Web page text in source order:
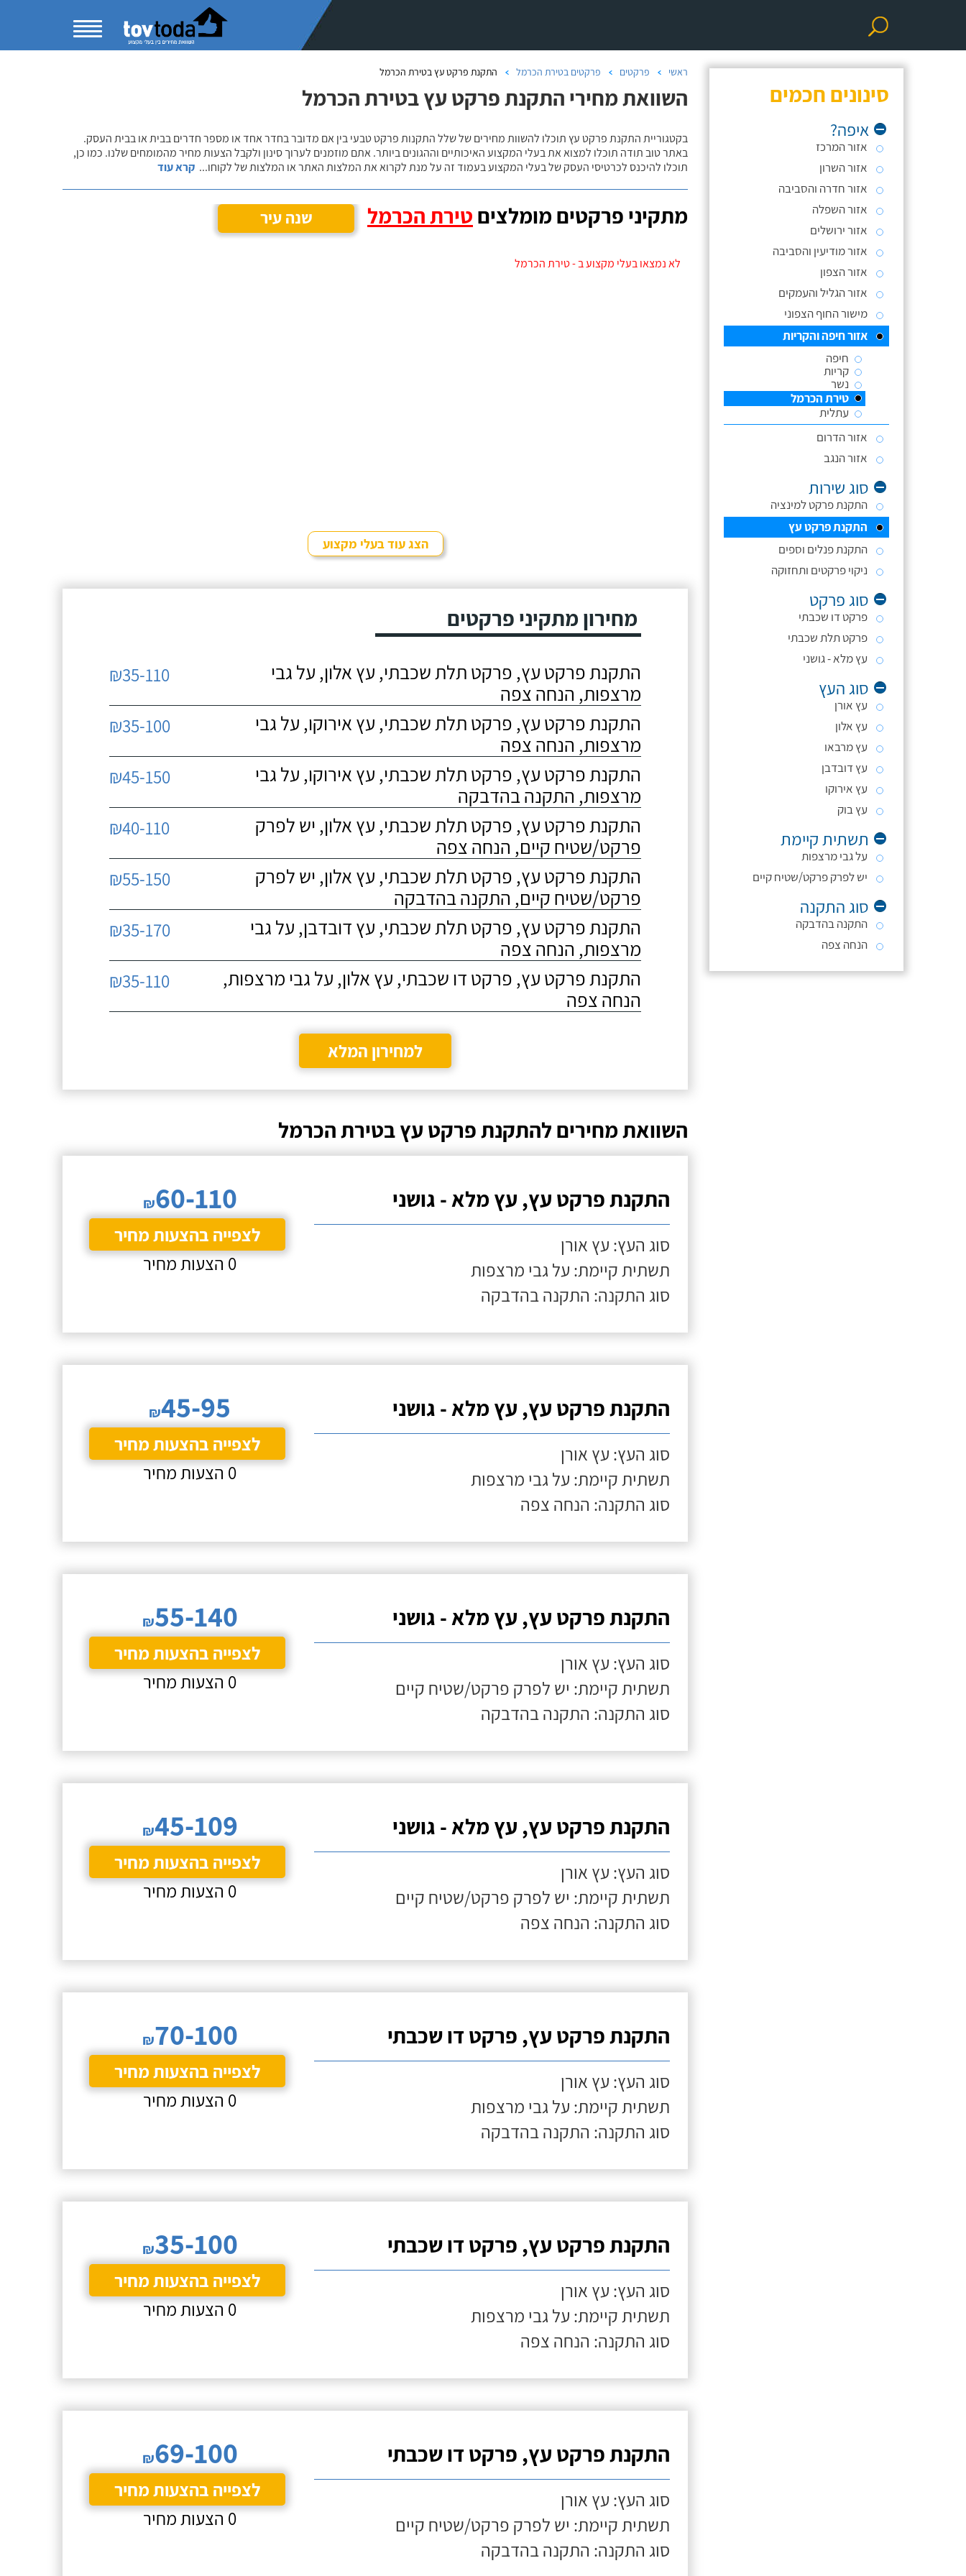
סינונים חכמים
איפה?
אזור המרכז
אזור השרון
אזור חדרה והסביבה
אזור השפלה
אזור ירושלים
אזור מודיעין והסביבה
אזור הצפון
אזור הגליל והעמקים
מישור החוף הצפוני
אזור חיפה והקריות
חיפה
קריות
נשר
טירת הכרמל
עתלית
אזור הדרום
אזור הנגב
סוג שירות
התקנת פרקט למינציה
התקנת פרקט עץ
התקנת פנלים וספים
ניקוי פרקטים ותחזוקה
סוג פרקט
פרקט דו שכבתי
פרקט תלת שכבתי
עץ מלא - גושני
סוג העץ
עץ אורן
עץ אלון
עץ מרבאו
עץ דובדבן
עץ אירוקו
עץ בוק
תשתית קיימת
על גבי מרצפות
יש לפרק פרקט/שטיח קיים
סוג התקנה
התקנה בהדבקה
הנחה צפה
ראשי פרקטים פרקטים בטירת הכרמל התקנת פרקט עץ בטירת הכרמל
השוואת מחירי התקנת פרקט עץ בטירת הכרמל
בקטגוריית התקנת פרקט עץ תוכלו להשוות מחירים של שלל התקנות פרקט טבעי בין אם מדובר בחדר אחד או מספר חדרים בבית או בבית העסק.
באתר טוב תודה תוכלו למצוא את בעלי המקצוע האיכותיים וההגונים ביותר. אתם מוזמנים לערוך סינון ולקבל הצעות מחיר מהמומחים שלנו. כמו כן,
תוכלו להיכנס לכרטיסי העסק של בעלי המקצוע בעמוד זה על מנת לקרוא את המלצות האתר או המלצות של לקוחו... קרא עוד
מתקיני פרקטים מומלצים טירת הכרמל שנה עיר
לא נמצאו בעלי מקצוע ב - טירת הכרמל
הצג עוד בעלי מקצוע
מחירון מתקיני פרקטים
התקנת פרקט עץ, פרקט תלת שכבתי, עץ אלון, על גבי
מרצפות, הנחה צפה
₪35-110
התקנת פרקט עץ, פרקט תלת שכבתי, עץ אירוקו, על גבי
מרצפות, הנחה צפה
₪35-100
התקנת פרקט עץ, פרקט תלת שכבתי, עץ אירוקו, על גבי
מרצפות, התקנה בהדבקה
₪45-150
התקנת פרקט עץ, פרקט תלת שכבתי, עץ אלון, יש לפרק
פרקט/שטיח קיים, הנחה צפה
₪40-110
התקנת פרקט עץ, פרקט תלת שכבתי, עץ אלון, יש לפרק
פרקט/שטיח קיים, התקנה בהדבקה
₪55-150
התקנת פרקט עץ, פרקט תלת שכבתי, עץ דובדבן, על גבי
מרצפות, הנחה צפה
₪35-170
התקנת פרקט עץ, פרקט דו שכבתי, עץ אלון, על גבי מרצפות,
הנחה צפה
₪35-110
למחירון המלא
השוואת מחירים להתקנת פרקט עץ בטירת הכרמל
התקנת פרקט עץ, עץ מלא - גושני
סוג העץ: עץ אורן
תשתית קיימת: על גבי מרצפות
סוג התקנה: התקנה בהדבקה
₪60-110
לצפייה בהצעות מחיר
0 הצעות מחיר
התקנת פרקט עץ, עץ מלא - גושני
סוג העץ: עץ אורן
תשתית קיימת: על גבי מרצפות
סוג התקנה: הנחה צפה
₪45-95
לצפייה בהצעות מחיר
0 הצעות מחיר
התקנת פרקט עץ, עץ מלא - גושני
סוג העץ: עץ אורן
תשתית קיימת: יש לפרק פרקט/שטיח קיים
סוג התקנה: התקנה בהדבקה
₪55-140
לצפייה בהצעות מחיר
0 הצעות מחיר
התקנת פרקט עץ, עץ מלא - גושני
סוג העץ: עץ אורן
תשתית קיימת: יש לפרק פרקט/שטיח קיים
סוג התקנה: הנחה צפה
₪45-109
לצפייה בהצעות מחיר
0 הצעות מחיר
התקנת פרקט עץ, פרקט דו שכבתי
סוג העץ: עץ אורן
תשתית קיימת: על גבי מרצפות
סוג התקנה: התקנה בהדבקה
₪70-100
לצפייה בהצעות מחיר
0 הצעות מחיר
התקנת פרקט עץ, פרקט דו שכבתי
סוג העץ: עץ אורן
תשתית קיימת: על גבי מרצפות
סוג התקנה: הנחה צפה
₪35-100
לצפייה בהצעות מחיר
0 הצעות מחיר
התקנת פרקט עץ, פרקט דו שכבתי
סוג העץ: עץ אורן
תשתית קיימת: יש לפרק פרקט/שטיח קיים
סוג התקנה: התקנה בהדבקה
₪69-100
לצפייה בהצעות מחיר
0 הצעות מחיר